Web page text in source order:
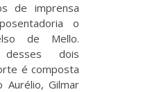
de imprensa
o
de Mello.
desses dois
é composta
Aurélio, Gilmar